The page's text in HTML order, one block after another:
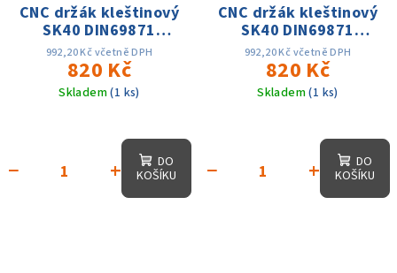
CNC držák kleštinový
SK40 DIN69871
ER16x100, D-32mm
AD, 25 tis. otáček,
přes. 0.003
992,20 Kč včetně DPH
820 Kč
Skladem(1 ks)
+
−
DO
KOŠÍKU
CNC držák kleštinový
SK40 DIN69871
ER20x100, D-
35mm,AD, 25 tis.
otáček, přes. 0.003
992,20 Kč včetně DPH
820 Kč
Skladem(1 ks)
+
−
DO
KOŠÍKU